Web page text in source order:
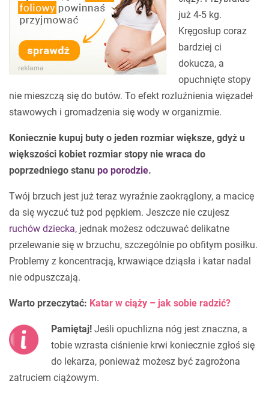
już 4-5 kg.
Kręgosłup coraz
bardziej ci
dokucza, a
opuchnięte stopy
nie mieszczą się do butów. To efekt rozluźnienia więzadeł
stawowych i gromadzenia się wody w organizmie.
Koniecznie kupuj buty o jeden rozmiar większe, gdyż u
większości kobiet rozmiar stopy nie wraca do
poprzedniego stanu po porodzie.
Twój brzuch jest już teraz wyraźnie zaokrąglony, a macicę
da się wyczuć tuż pod pępkiem. Jeszcze nie czujesz
ruchów dziecka, jednak możesz odczuwać delikatne
przelewanie się w brzuchu, szczególnie po obfitym posiłku.
Problemy z koncentracją, krwawiące dziąsła i katar nadal
nie odpuszczają.
Warto przeczytać: Katar w ciąży – jak sobie radzić?
Pamiętaj! Jeśli opuchlizna nóg jest znaczna, a
tobie wzrasta ciśnienie krwi koniecznie zgłoś się
do lekarza, ponieważ możesz być zagrożona
zatruciem ciążowym.